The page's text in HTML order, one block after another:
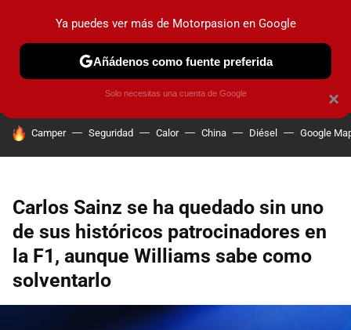
PRUEBAS COCHES ELÉCTRICOS OBSERVATORIO
HOY SE HABLA DE
Camper Seguridad Calor China Diésel Google
Carlos Sainz se ha quedado sin uno
de sus históricos patrocinadores en
la F1, aunque Williams sabe como
solventarlo
×
Ya puedes ver más de Motorpasion en Google
Añádenos como fuente preferida
Solo necesitas una cuenta de Google